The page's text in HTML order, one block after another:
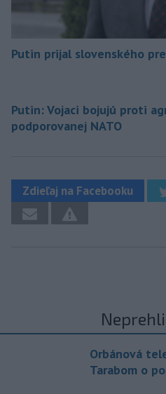
Putin prijal slovenského
Putin: Vojaci bojujú proti
podporovanej NATO
Zdieľaj na Facebooku
Orbánová
Tarabom o